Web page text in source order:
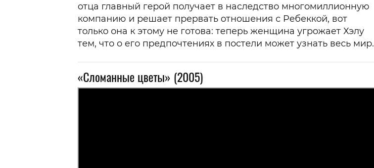
отца главный герой получает в наследство многомиллионную
компанию и решает прервать отношения с Ребеккой, вот
только она к этому не готова: теперь женщина угрожает Хэлу
тем, что о его предпочтениях в постели может узнать весь мир.
«Сломанные цветы» (2005)